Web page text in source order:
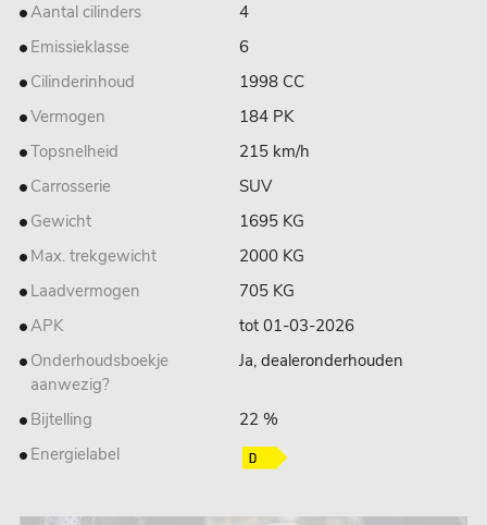
Aantal cilinders
4
Emissieklasse
6
Cilinderinhoud
1998 CC
Vermogen
184 PK
Topsnelheid
215 km/h
Carrosserie
SUV
Gewicht
1695 KG
Max. trekgewicht
2000 KG
Laadvermogen
705 KG
APK
tot 01-03-2026
Onderhoudsboekje
aanwezig?
Ja, dealeronderhouden
Bijtelling
22 %
Energielabel